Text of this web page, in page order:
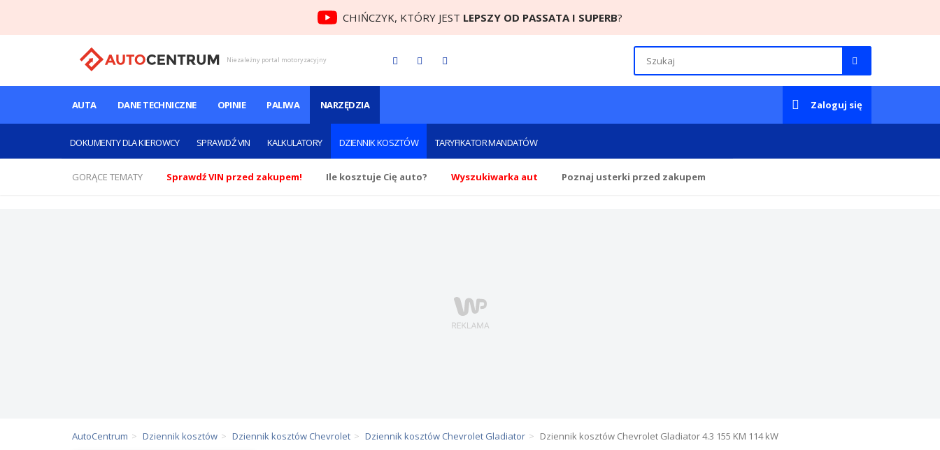
CHIŃCZYK, KTÓRY JEST LEPSZY OD PASSATA I SUPERB?
Niezależny portal motoryzacyjny
AUTA DANE TECHNICZNE OPINIE PALIWA NARZĘDZIA
DOKUMENTY DLA KIEROWCY SPRAWDŹ VIN KALKULATORY DZIENNIK KOSZTÓW TARYFIKATOR MANDATÓW
Zaloguj się
GORĄCE TEMATY Sprawdź VIN przed zakupem! Ile kosztuje Cię auto? Wyszukiwarka aut Poznaj usterki przed zakupem
AutoCentrum Dziennik kosztów Dziennik kosztów Chevrolet Dziennik kosztów Chevrolet Gladiator Dziennik kosztów Chevrolet Gladiator 4.3 155 KM 114 kW